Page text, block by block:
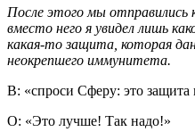
После этого мы отправились
вместо него я увидел лишь
какая-то защита, которая
неокрепшего иммунитета.
В: «спроси Сферу: это защита
О: «Это лучше! Так надо!»